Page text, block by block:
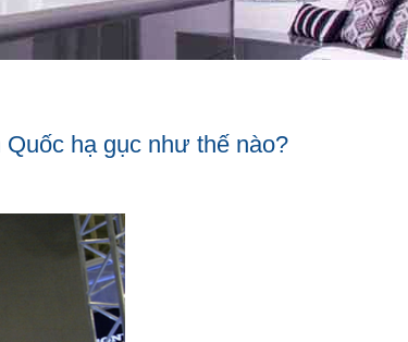
hạ gục như thế nào?